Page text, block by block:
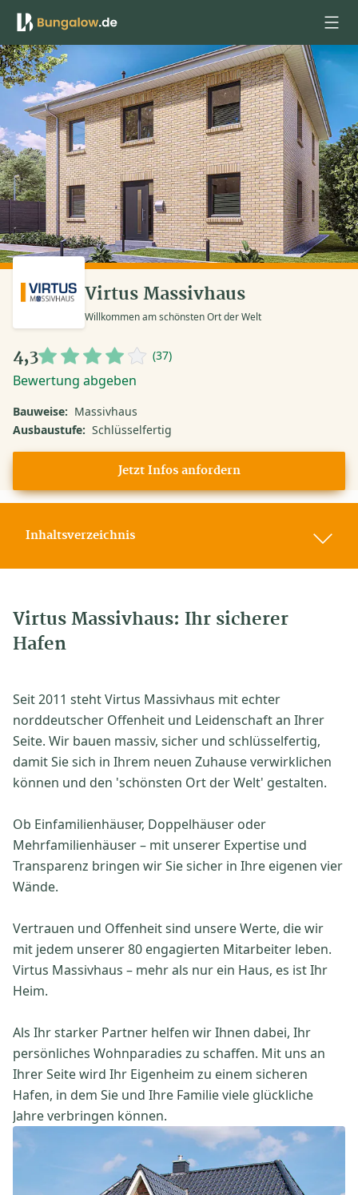
Anmelden
Virtus Massivhaus
Willkommen am schönsten Ort der Welt
4,3 (37)
Bewertung abgeben
Bauweise: Massivhaus
Ausbaustufe: Schlüsselfertig
Jetzt Infos anfordern
Inhaltsverzeichnis
Virtus Massivhaus: Ihr sicherer
Hafen
Seit 2011 steht Virtus Massivhaus mit echter
norddeutscher Offenheit und Leidenschaft an Ihrer
Seite. Wir bauen massiv, sicher und schlüsselfertig,
damit Sie sich in Ihrem neuen Zuhause verwirklichen
können und den 'schönsten Ort der Welt' gestalten.
Ob Einfamilienhäuser, Doppelhäuser oder
Mehrfamilienhäuser – mit unserer Expertise und
Transparenz bringen wir Sie sicher in Ihre eigenen vier
Wände.
Vertrauen und Offenheit sind unsere Werte, die wir
mit jedem unserer 80 engagierten Mitarbeiter leben.
Virtus Massivhaus – mehr als nur ein Haus, es ist Ihr
Heim.
Als Ihr starker Partner helfen wir Ihnen dabei, Ihr
persönliches Wohnparadies zu schaffen. Mit uns an
Ihrer Seite wird Ihr Eigenheim zu einem sicheren
Hafen, in dem Sie und Ihre Familie viele glückliche
Jahre verbringen können.